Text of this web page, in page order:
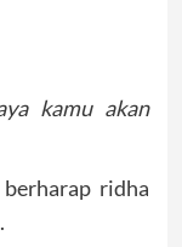
kamu akan
ridha